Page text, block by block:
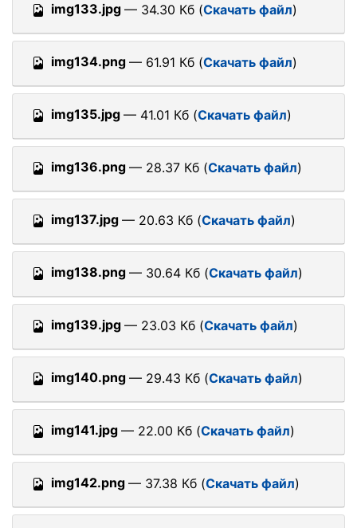
img133.jpg — 34.30 Кб (Скачать файл)
img134.png — 61.91 Кб (Скачать файл)
img135.jpg — 41.01 Кб (Скачать файл)
img136.png — 28.37 Кб (Скачать файл)
img137.jpg — 20.63 Кб (Скачать файл)
img138.png — 30.64 Кб (Скачать файл)
img139.jpg — 23.03 Кб (Скачать файл)
img140.png — 29.43 Кб (Скачать файл)
img141.jpg — 22.00 Кб (Скачать файл)
img142.png — 37.38 Кб (Скачать файл)